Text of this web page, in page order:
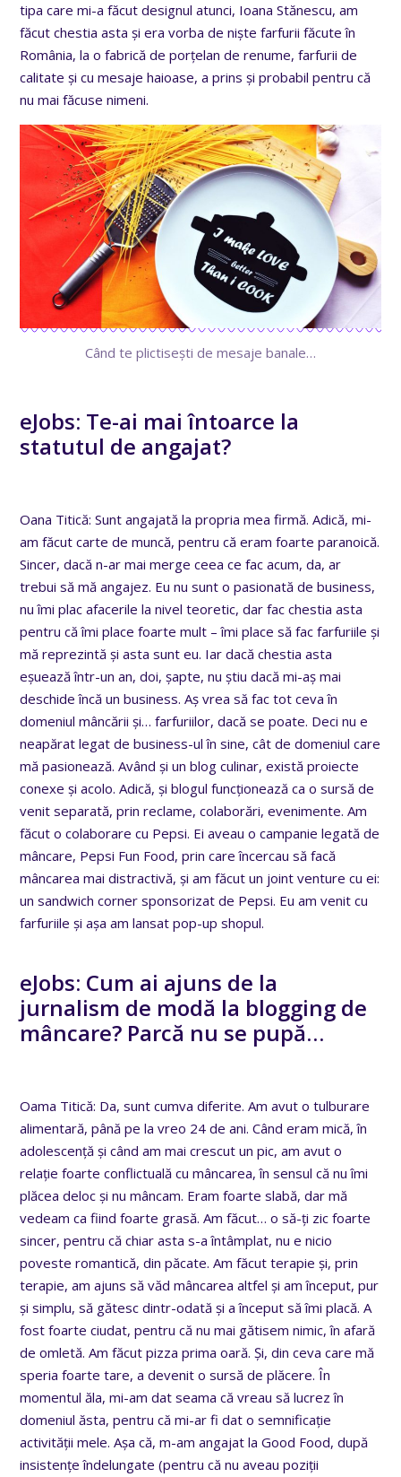
tipa care mi-a făcut designul atunci, Ioana Stănescu, am
făcut chestia asta și era vorba de niște farfurii făcute în
România, la o fabrică de porțelan de renume, farfurii de
calitate și cu mesaje haioase, a prins și probabil pentru că
nu mai făcuse nimeni.
Când te plictisești de mesaje banale…
eJobs: Te-ai mai întoarce la
statutul de angajat?
Oana Titică: Sunt angajată la propria mea firmă. Adică, mi-
am făcut carte de muncă, pentru că eram foarte paranoică.
Sincer, dacă n-ar mai merge ceea ce fac acum, da, ar
trebui să mă angajez. Eu nu sunt o pasionată de business,
nu îmi plac afacerile la nivel teoretic, dar fac chestia asta
pentru că îmi place foarte mult – îmi place să fac farfuriile și
mă reprezintă și asta sunt eu. Iar dacă chestia asta
eșuează într-un an, doi, șapte, nu știu dacă mi-aș mai
deschide încă un business. Aș vrea să fac tot ceva în
domeniul mâncării și… farfuriilor, dacă se poate. Deci nu e
neapărat legat de business-ul în sine, cât de domeniul care
mă pasionează. Având și un blog culinar, există proiecte
conexe și acolo. Adică, și blogul funcționează ca o sursă de
venit separată, prin reclame, colaborări, evenimente. Am
făcut o colaborare cu Pepsi. Ei aveau o campanie legată de
mâncare, Pepsi Fun Food, prin care încercau să facă
mâncarea mai distractivă, și am făcut un joint venture cu ei:
un sandwich corner sponsorizat de Pepsi. Eu am venit cu
farfuriile și așa am lansat pop-up shopul.
eJobs: Cum ai ajuns de la
jurnalism de modă la blogging de
mâncare? Parcă nu se pupă…
Oama Titică: Da, sunt cumva diferite. Am avut o tulburare
alimentară, până pe la vreo 24 de ani. Când eram mică, în
adolescență și când am mai crescut un pic, am avut o
relație foarte conflictuală cu mâncarea, în sensul că nu îmi
plăcea deloc și nu mâncam. Eram foarte slabă, dar mă
vedeam ca fiind foarte grasă. Am făcut… o să-ți zic foarte
sincer, pentru că chiar asta s-a întâmplat, nu e nicio
poveste romantică, din păcate. Am făcut terapie și, prin
terapie, am ajuns să văd mâncarea altfel și am început, pur
și simplu, să gătesc dintr-odată și a început să îmi placă. A
fost foarte ciudat, pentru că nu mai gătisem nimic, în afară
de omletă. Am făcut pizza prima oară. Și, din ceva care mă
speria foarte tare, a devenit o sursă de plăcere. În
momentul ăla, mi-am dat seama că vreau să lucrez în
domeniul ăsta, pentru că mi-ar fi dat o semnificație
activității mele. Așa că, m-am angajat la Good Food, după
insistențe îndelungate (pentru că nu aveau poziții